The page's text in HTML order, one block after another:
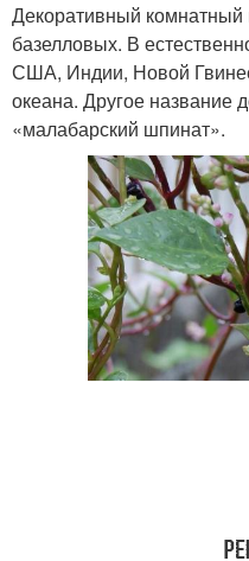
Декоративный комнатный
базелловых. В
США, Индии, Новой
океана. Другое название
«малабарский шпинат».